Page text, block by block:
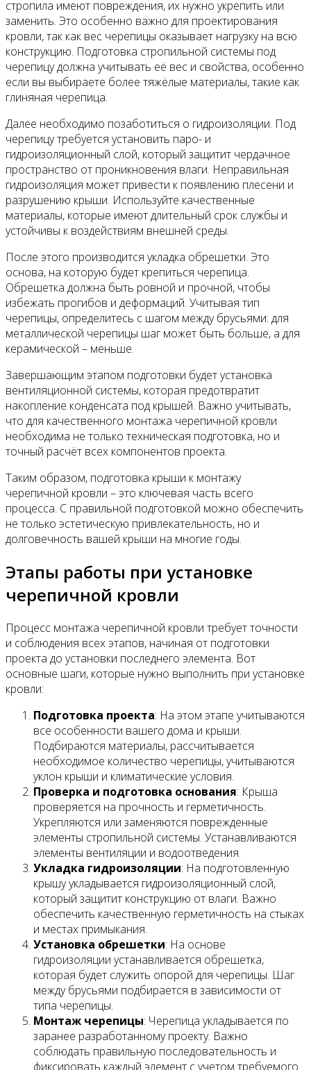
стропила имеют повреждения, их нужно укрепить или
заменить. Это особенно важно для проектирования
кровли, так как вес черепицы оказывает нагрузку на всю
конструкцию. Подготовка стропильной системы под
черепицу должна учитывать её вес и свойства, особенно
если вы выбираете более тяжёлые материалы, такие как
глиняная черепица.
Далее необходимо позаботиться о гидроизоляции. Под
черепицу требуется установить паро- и
гидроизоляционный слой, который защитит чердачное
пространство от проникновения влаги. Неправильная
гидроизоляция может привести к появлению плесени и
разрушению крыши. Используйте качественные
материалы, которые имеют длительный срок службы и
устойчивы к воздействиям внешней среды.
После этого производится укладка обрешетки. Это
основа, на которую будет крепиться черепица.
Обрешетка должна быть ровной и прочной, чтобы
избежать прогибов и деформаций. Учитывая тип
черепицы, определитесь с шагом между брусьями: для
металлической черепицы шаг может быть больше, а для
керамической – меньше.
Завершающим этапом подготовки будет установка
вентиляционной системы, которая предотвратит
накопление конденсата под крышей. Важно учитывать,
что для качественного монтажа черепичной кровли
необходима не только техническая подготовка, но и
точный расчёт всех компонентов проекта.
Таким образом, подготовка крыши к монтажу
черепичной кровли – это ключевая часть всего
процесса. С правильной подготовкой можно обеспечить
не только эстетическую привлекательность, но и
долговечность вашей крыши на многие годы.
Этапы работы при установке
черепичной кровли
Процесс монтажа черепичной кровли требует точности
и соблюдения всех этапов, начиная от подготовки
проекта до установки последнего элемента. Вот
основные шаги, которые нужно выполнить при установке
кровли:
Подготовка проекта: На этом этапе учитываются
все особенности вашего дома и крыши.
Подбираются материалы, рассчитывается
необходимое количество черепицы, учитываются
уклон крыши и климатические условия.
Проверка и подготовка основания: Крыша
проверяется на прочность и герметичность.
Укрепляются или заменяются поврежденные
элементы стропильной системы. Устанавливаются
элементы вентиляции и водоотведения.
Укладка гидроизоляции: На подготовленную
крышу укладывается гидроизоляционный слой,
который защитит конструкцию от влаги. Важно
обеспечить качественную герметичность на стыках
и местах примыкания.
Установка обрешетки: На основе
гидроизоляции устанавливается обрешетка,
которая будет служить опорой для черепицы. Шаг
между брусьями подбирается в зависимости от
типа черепицы.
Монтаж черепицы: Черепица укладывается по
заранее разработанному проекту. Важно
соблюдать правильную последовательность и
фиксировать каждый элемент с учетом требуемого